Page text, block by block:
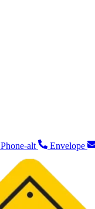
Phone-alt Envelope